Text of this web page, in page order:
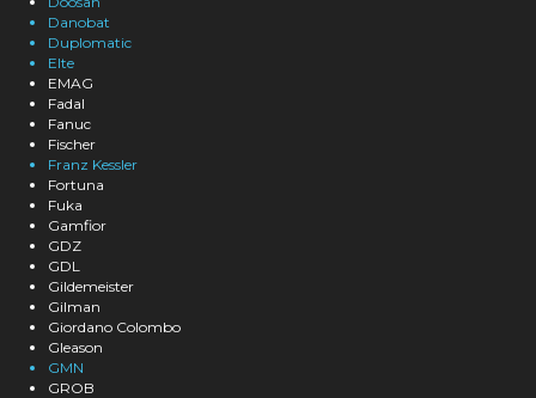
Danobat
Duplomatic
Elte
EMAG
Fadal
Fanuc
Fischer
Franz Kessler
Fortuna
Fuka
Gamfior
GDZ
GDL
Gildemeister
Gilman
Giordano Colombo
Gleason
GMN
GROB